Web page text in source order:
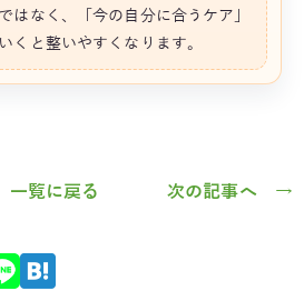
はなく、「今の自分に合うケア」
くと整いやすくなります。
一覧に戻る 次の記事へ →